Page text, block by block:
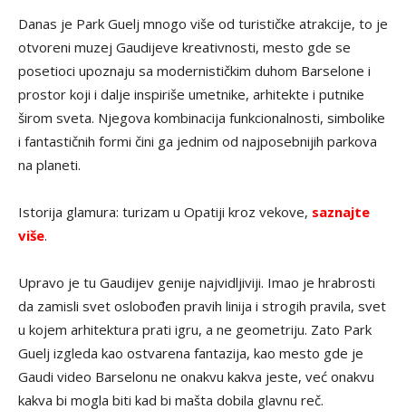
Danas je Park Guelj mnogo više od turističke atrakcije, to je
otvoreni muzej Gaudijeve kreativnosti, mesto gde se
posetioci upoznaju sa modernističkim duhom Barselone i
prostor koji i dalje inspiriše umetnike, arhitekte i putnike
širom sveta. Njegova kombinacija funkcionalnosti, simbolike
i fantastičnih formi čini ga jednim od najposebnijih parkova
na planeti.
Istorija glamura: turizam u Opatiji kroz vekove, saznajte
više.
Upravo je tu Gaudijev genije najvidljiviji. Imao je hrabrosti
da zamisli svet oslobođen pravih linija i strogih pravila, svet
u kojem arhitektura prati igru, a ne geometriju. Zato Park
Guelj izgleda kao ostvarena fantazija, kao mesto gde je
Gaudi video Barselonu ne onakvu kakva jeste, već onakvu
kakva bi mogla biti kad bi mašta dobila glavnu reč.